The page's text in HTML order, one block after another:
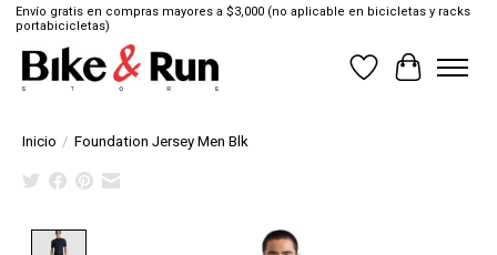
Envío gratis en compras mayores a $3,000 (no aplicable en bicicletas y racks
portabicicletas)
Lista de deseos
Cesta
Inicio / Foundation Jersey Men Blk
Product image slideshow Items